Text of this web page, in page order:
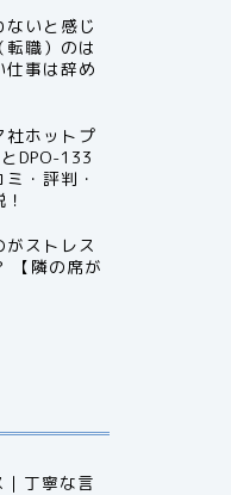
いと感じ
職）のは
仕事は辞め
社ホットプ
DPO-133
・評判・
ストレス
【隣の席が
丁寧な言